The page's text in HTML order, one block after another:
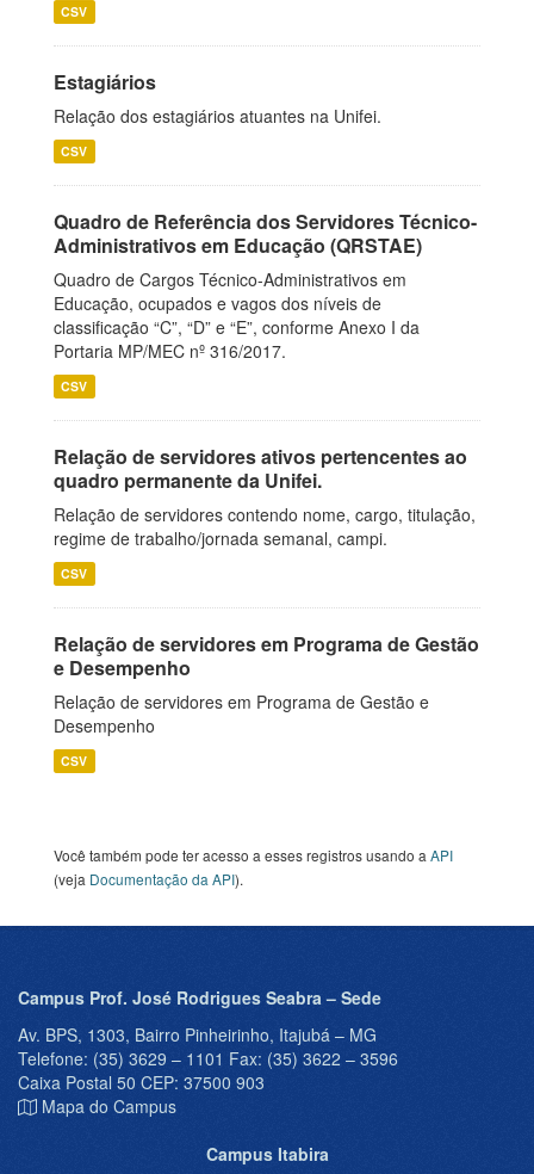
CSV
Estagiários
Relação dos estagiários atuantes na Unifei.
CSV
Quadro de Referência dos Servidores Técnico-
Administrativos em Educação (QRSTAE)
Quadro de Cargos Técnico-Administrativos em
Educação, ocupados e vagos dos níveis de
classificação “C”, “D” e “E”, conforme Anexo I da
Portaria MP/MEC nº 316/2017.
CSV
Relação de servidores ativos pertencentes ao
quadro permanente da Unifei.
Relação de servidores contendo nome, cargo, titulação,
regime de trabalho/jornada semanal, campi.
CSV
Relação de servidores em Programa de Gestão
e Desempenho
Relação de servidores em Programa de Gestão e
Desempenho
CSV
Você também pode ter acesso a esses registros usando a API
(veja Documentação da API).
Campus Prof. José Rodrigues Seabra – Sede
Av. BPS, 1303, Bairro Pinheirinho, Itajubá – MG
Telefone: (35) 3629 – 1101 Fax: (35) 3622 – 3596
Caixa Postal 50 CEP: 37500 903
Mapa do Campus
Campus Itabira